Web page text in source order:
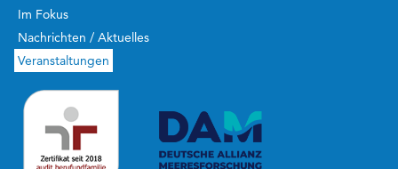
Im Fokus
Nachrichten / Aktuelles
Veranstaltungen